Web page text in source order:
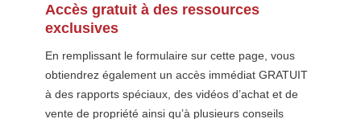
Accès gratuit à des ressources
exclusives
En remplissant le formulaire sur cette page, vous
obtiendrez également un accès immédiat GRATUIT
à des rapports spéciaux, des vidéos d’achat et de
vente de propriété ainsi qu’à plusieurs conseils